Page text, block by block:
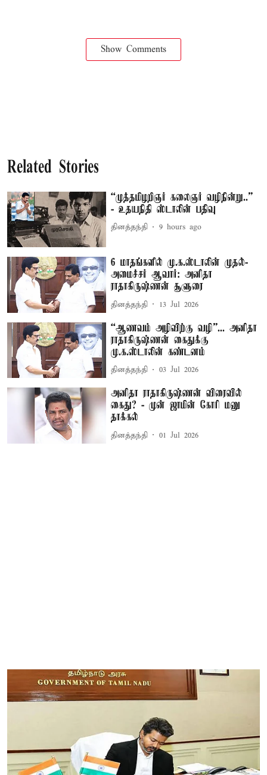
Show Comments
Related Stories
“முத்தமிழறிஞர் கலைஞர் வழிநின்று..”
- உதயநிதி ஸ்டாலின் பதிவு
தினத்தந்தி 9 hours ago
6 மாதங்களில் மு.க.ஸ்டாலின் முதல்-
அமைச்சர் ஆவார்: அனிதா
ராதாகிருஷ்ணன் சூளுரை
தினத்தந்தி 13 Jul 2026
“ஆணவம் அழிவிற்கு வழி”... அனிதா
ராதாகிருஷ்ணன் கைதுக்கு
மு.க.ஸ்டாலின் கண்டனம்
தினத்தந்தி 03 Jul 2026
அனிதா ராதாகிருஷ்ணன் விரைவில்
கைது? - முன் ஜாமின் கோரி மனு
தாக்கல்
தினத்தந்தி 01 Jul 2026